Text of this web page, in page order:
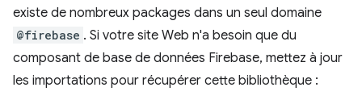
existe de nombreux packages dans un seul domaine
@firebase . Si votre site Web n'a besoin que du
composant de base de données Firebase, mettez à jour
les importations pour récupérer cette bibliothèque :